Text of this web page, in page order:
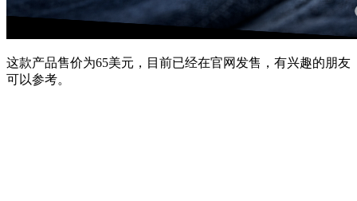
这款产品售价为65美元，目前已经在官网发售，有兴趣的朋友
可以参考。